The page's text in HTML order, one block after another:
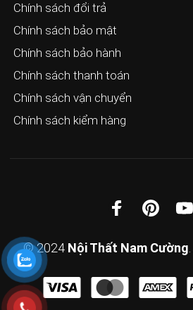
Chính sách đổi trả
Chính sách bảo mật
Chính sách bảo hành
Chính sách thanh toán
Chính sách vận chuyển
Chính sách kiểm hàng
© 2024 Nội Thất Nam Cường